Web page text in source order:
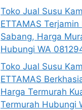
Toko Jual Susu
ETTAMAS
Sabang, Harga
Hubungi WA
Toko Jual Susu
ETTAMAS
Harga Termurah
Termurah Hubungi